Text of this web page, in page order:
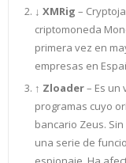
↓ XMRig –
criptomoneda
primera vez en
empresas en
↑ Zloader– Es un
programas cuyo
bancario Zeus.
una serie de